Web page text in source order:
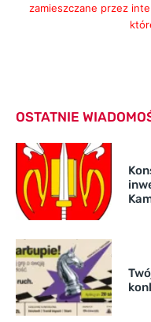
zamieszczane przez
OSTATNIE